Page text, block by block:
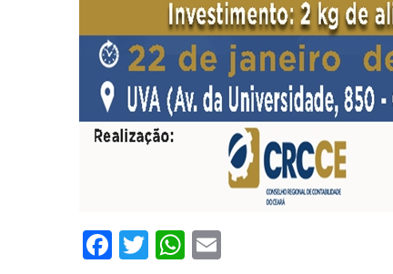
Facebook
TwitterWhatsApp